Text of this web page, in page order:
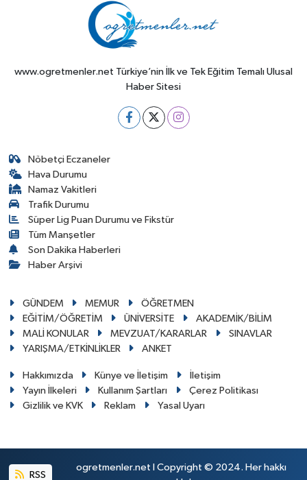
www.ogretmenler.net Türkiye’nin İlk ve Tek Eğitim Temalı Ulusal
Haber Sitesi
Nöbetçi Eczaneler
Hava Durumu
Namaz Vakitleri
Trafik Durumu
Süper Lig Puan Durumu ve Fikstür
Tüm Manşetler
Son Dakika Haberleri
Haber Arşivi
GÜNDEM MEMUR
ÖĞRETMEN
EĞİTİM/ÖĞRETİM
ÜNİVERSİTE
AKADEMİK/BİLİM
MALİ KONULAR
MEVZUAT/KARARLAR
SINAVLAR
YARIŞMA/ETKİNLİKLER
ANKET
Hakkımızda Künye ve İletişim
İletişim
Yayın İlkeleri
Kullanım Şartları
Çerez Politikası
Gizlilik ve KVK
Reklam Yasal Uyarı
RSS
ogretmenler.net I Copyright © 2024. Her hakkı